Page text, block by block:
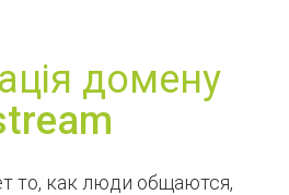
домену
то, как люди общаются,